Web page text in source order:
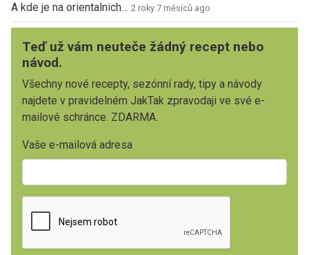
A kde je na orientalnich… 2 roky 7 měsíců ago
Teď už vám neuteče žádný recept nebo
návod.
Všechny nové recepty, sezónní rady, tipy a návody
najdete v pravidelném JakTak zpravodaji ve své e-
mailové schránce. ZDARMA.
Vaše e-mailová adresa